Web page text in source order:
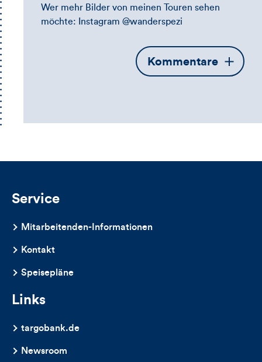
Wer mehr Bilder von meinen Touren sehen
möchte: Instagram @wanderspezi
Öffnet
die
Kommentare
Service
Mitarbeitenden-Informationen
Kontakt
Speisepläne
Links
targobank.de
Newsroom